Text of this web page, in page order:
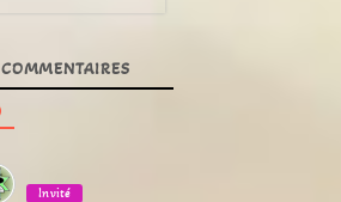
COMMENTAIRES
Invité